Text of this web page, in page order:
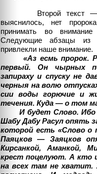
Второй текст —
выяснилось, нет
принимать во
Следующие абзацы из
привлекли наше внимание.
«Аз есмь пророк.
первый. Он чырных
запираху и спуску не
черныя на волю
сии воды горючие и
течения. Куда — о том
И будет Слово. Ибо
Шабу Дабу Расул опять
которой есть «Слово о
Паяцков — Заяцков
Кирсанкой, Аманкой,
крест поцелуют. А кто
на всех там не хватит.